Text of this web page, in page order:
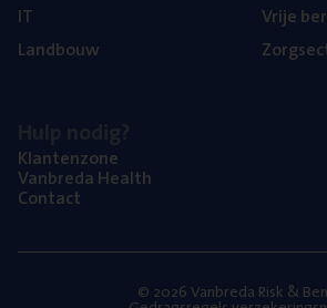
IT
Land­bouw
Vrije
Klan­ten­zo­ne
Van­b­re­da Health
Con­tact
© 2026 Vanbreda Risk &